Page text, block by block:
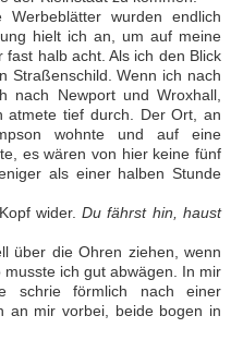
wurden endlich
hielt ich an, um auf meine
halb acht. Als ich den Blick
Straßenschild. Wenn ich nach
nach Newport und Wroxhall,
tief durch. Der Ort, an
wohnte und auf eine
es wären von hier keine fünf
als einer halben Stunde
wider.Du fährst hin, haust
über die Ohren ziehen, wenn
ich gut abwägen. In mir
schrie förmlich nach einer
an mir vorbei, beide bogen in